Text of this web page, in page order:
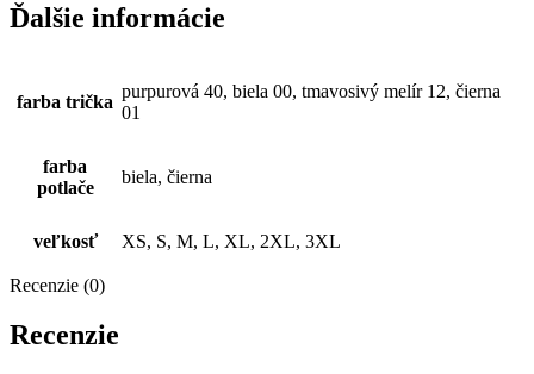
Ďalšie informácie
farba trička
purpurová 40, biela 00, tmavosivý melír 12, čierna
01
farba
potlače
biela, čierna
veľkosť XS, S, M, L, XL, 2XL, 3XL
Recenzie (0)
Recenzie